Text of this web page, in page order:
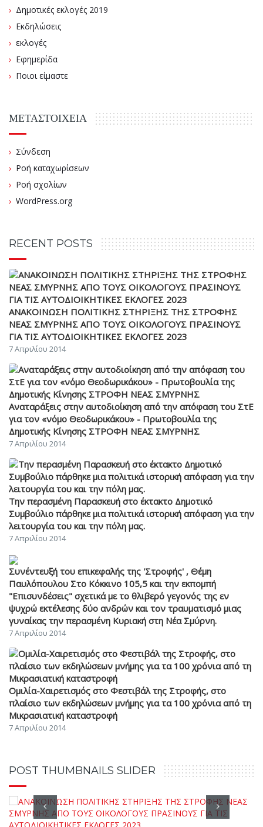
Δημοτικές εκλογές 2019
Εκδηλώσεις
εκλογές
Εφημερίδα
Ποιοι είμαστε
ΜΕΤΑΣΤΟΙΧΕΊΑ
Σύνδεση
Ροή καταχωρίσεων
Ροή σχολίων
WordPress.org
RECENT POSTS
ΑΝΑΚΟΙΝΩΣΗ ΠΟΛΙΤΙΚΗΣ ΣΤΗΡΙΞΗΣ ΤΗΣ ΣΤΡΟΦΗΣ
ΝΕΑΣ ΣΜΥΡΝΗΣ ΑΠΟ ΤΟΥΣ ΟΙΚΟΛΟΓΟΥΣ ΠΡΑΣΙΝΟΥΣ
ΓΙΑ ΤΙΣ ΑΥΤΟΔΙΟΙΚΗΤΙΚΕΣ ΕΚΛΟΓΕΣ 2023
7 Απριλίου 2014
Αναταράξεις στην αυτοδιοίκηση από την απόφαση του ΣτΕ
για τον «νόμο Θεοδωρικάκου» - Πρωτοβουλία της
Δημοτικής Κίνησης ΣΤΡΟΦΗ ΝΕΑΣ ΣΜΥΡΝΗΣ
7 Απριλίου 2014
Την περασμένη Παρασκευή στο έκτακτο Δημοτικό
Συμβούλιο πάρθηκε μια πολιτικά ιστορική απόφαση για την
λειτουργία του και την πόλη μας.
7 Απριλίου 2014
Συνέντευξή του επικεφαλής της 'Στροφής' , Θέμη
Παυλόπουλου Στο Κόκκινο 105,5 και την εκπομπή
"Επισυνδέσεις" σχετικά με το θλιβερό γεγονός της εν
ψυχρώ εκτέλεσης δύο ανδρών και τον τραυματισμό μιας
γυναίκας την περασμένη Κυριακή στη Νέα Σμύρνη.
7 Απριλίου 2014
Ομιλία-Χαιρετισμός στο Φεστιβάλ της Στροφής, στο
πλαίσιο των εκδηλώσεων μνήμης για τα 100 χρόνια από τη
Μικρασιατική καταστροφή
7 Απριλίου 2014
POST THUMBNAILS SLIDER